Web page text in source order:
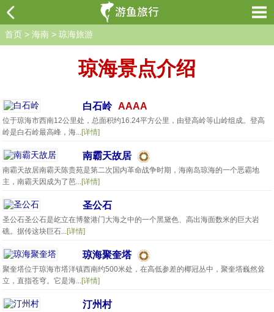
首页 > 海南 > 琼海旅游
琼海景点介绍
白石岭 AAAA
位于琼海市西南12公里处，总面积约16.24平方公里，由登高岭等山岭组成。登高
岭是白石岭最高峰，海...[详情]
南霸天故居
南霸天故居南霸天陈贵苑是第二次国内革命战争时期，海南岛琼海的一个恶霸地
主，南霸天因成为了芭...[详情]
圣公石
圣公石圣公石是屹立在博鳌港门大海之中的一个黑黛色、高出海面数米的巨大岩
礁。据传这块巨石...[详情]
琼海聚奎塔
聚奎塔位于琼海市塔洋镇西南约500米处，在高低参差的椰冠丛中，聚奎塔巍然耸
立，直指苍穹。它是海...[详情]
汀州村